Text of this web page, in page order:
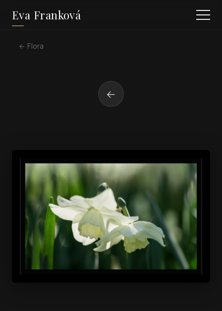
Eva Franková
← Flora
←